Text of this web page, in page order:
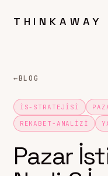
THINKAWAY
←BLOG
IS-STRATEJISI
REKABET-ANALIZI
Pazar